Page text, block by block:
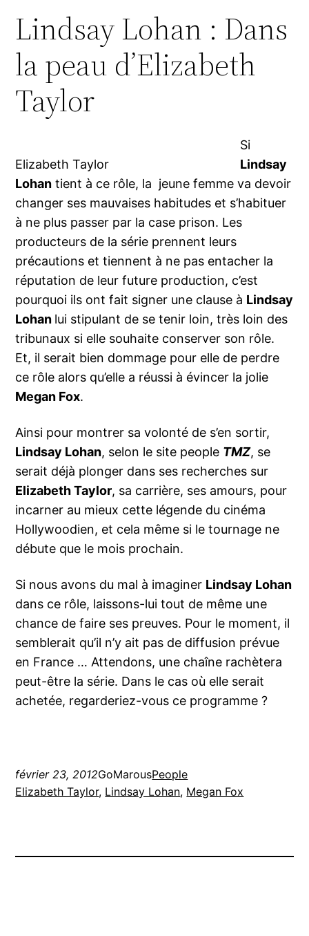
Lindsay Lohan : Dans
la peau d’Elizabeth
Taylor
Elizabeth Taylor
Si
Lindsay
Lohan tient à ce rôle, la jeune femme va devoir
changer ses mauvaises habitudes et s’habituer
à ne plus passer par la case prison. Les
producteurs de la série prennent leurs
précautions et tiennent à ne pas entacher la
réputation de leur future production, c’est
pourquoi ils ont fait signer une clause à Lindsay
Lohan lui stipulant de se tenir loin, très loin des
tribunaux si elle souhaite conserver son rôle.
Et, il serait bien dommage pour elle de perdre
ce rôle alors qu’elle a réussi à évincer la jolie
Megan Fox.
Ainsi pour montrer sa volonté de s’en sortir,
Lindsay Lohan, selon le site people TMZ, se
serait déjà plonger dans ses recherches sur
Elizabeth Taylor, sa carrière, ses amours, pour
incarner au mieux cette légende du cinéma
Hollywoodien, et cela même si le tournage ne
débute que le mois prochain.
Si nous avons du mal à imaginer Lindsay Lohan
dans ce rôle, laissons-lui tout de même une
chance de faire ses preuves. Pour le moment, il
semblerait qu’il n’y ait pas de diffusion prévue
en France … Attendons, une chaîne rachètera
peut-être la série. Dans le cas où elle serait
achetée, regarderiez-vous ce programme ?
février 23, 2012GoMarousPeople
Elizabeth Taylor, Lindsay Lohan, Megan Fox